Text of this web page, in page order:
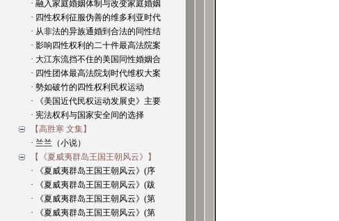
· 融入家庭婚姻体制与改变家庭婚姻
· 四性权利征服伪善的维多利亚时代
· 从非法的异族通婚到合法的同性结
· 影响四性权利的二十件最高法院案
· 大江东流挡不住的美国同性婚姻合
· 四性团体最高法院划时代维权大案
· 勢如破竹的四性权利民权运动
· 《美国近代民权运动发展史》主要
· 宪法权利与国家安全间的选择
【高胜寒 文集】
· 兰兰（小说）
【《夏威夷群岛王国王朝风云》】
· 《夏威夷群岛王国王朝风云》(序
· 《夏威夷群岛王国王朝风云》(跋
· 《夏威夷群岛王国王朝风云》(第
· 《夏威夷群岛王国王朝风云》(第